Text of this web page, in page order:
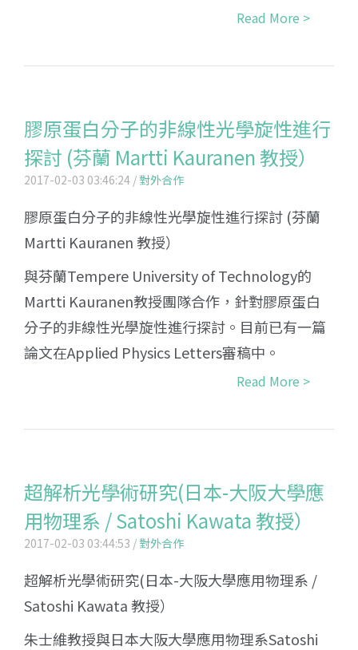
Read More >
膠原蛋白分子的非線性光學旋性進行
探討 (芬蘭 Martti Kauranen 教授）
2017-02-03 03:46:24 / 對外合作
膠原蛋白分子的非線性光學旋性進行探討 (芬蘭
Martti Kauranen 教授）
與芬蘭Tempere University of Technology的
Martti Kauranen教授團隊合作，針對膠原蛋白
分子的非線性光學旋性進行探討。目前已有一篇
論文在Applied Physics Letters審稿中。
Read More >
超解析光學術研究(日本-大阪大學應
用物理系 / Satoshi Kawata 教授）
2017-02-03 03:44:53 / 對外合作
超解析光學術研究(日本-大阪大學應用物理系 /
Satoshi Kawata 教授）
朱士維教授與日本大阪大學應用物理系Satoshi